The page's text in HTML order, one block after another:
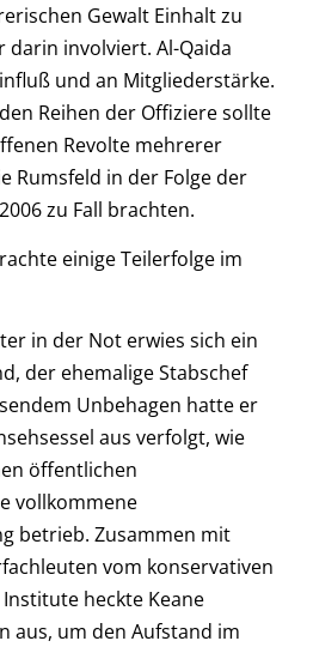
Gewalt Einhalt zu
darin involviert. Al-Qaida
und an Mitgliederstärke.
Reihen der Offiziere sollte
Revolte mehrerer
Rumsfeld in der Folge der
zu Fall brachten.
einige Teilerfolge im
in der Not erwies sich ein
der ehemalige Stabschef
Unbehagen hatte er
aus verfolgt, wie
öffentlichen
vollkommene
betrieb. Zusammen mit
vom konservativen
heckte Keane
aus, um den Aufstand im